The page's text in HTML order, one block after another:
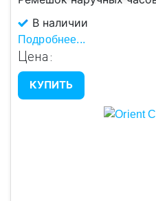
В наличии
Подробнее...
Цена:
КУПИТЬ